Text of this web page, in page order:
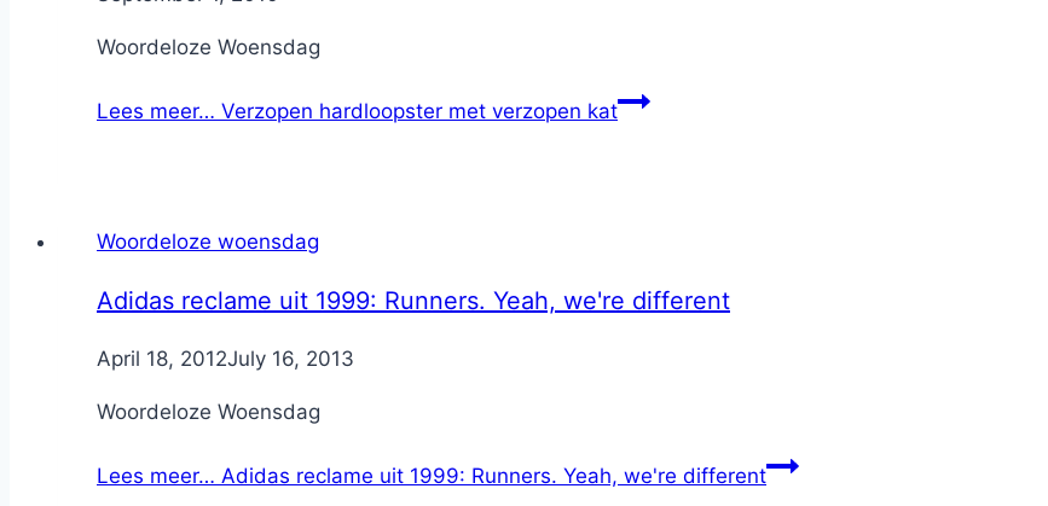
Woordeloze Woensdag
Lees meer… Verzopen hardloopster met verzopen kat
Woordeloze woensdag
Adidas reclame uit 1999: Runners. Yeah, we're different
ByNicole
April 18, 2012July 16, 2013
Woordeloze Woensdag
Lees meer… Adidas reclame uit 1999: Runners. Yeah, we're different